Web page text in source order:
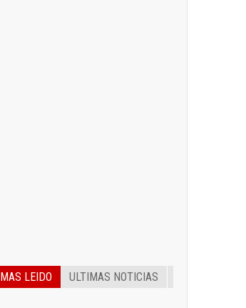
MAS LEIDO ULTIMAS NOTICIAS